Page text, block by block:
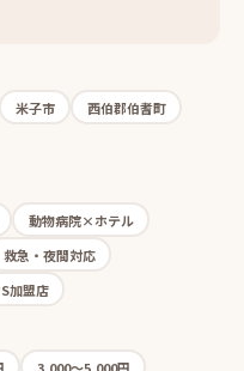
米子市
西伯郡伯耆町
動物病院×ホテル
救急・夜間対応
加盟店
3,000〜5,000円